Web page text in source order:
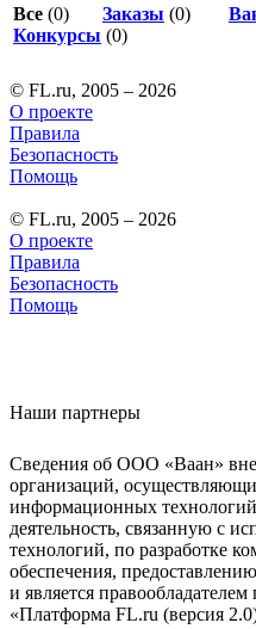
Все (0) Заказы (0)
Конкурсы (0)
© FL.ru, 2005 – 2026
О проекте
Правила
Безопасность
Помощь
© FL.ru, 2005 – 2026
О проекте
Правила
Безопасность
Помощь
Наши партнеры
Сведения об ООО «Ваан»
организаций,
информационных
деятельность, связанную с
технологий, по разработке
обеспечения,
и является
«Платформа FL.ru (версия